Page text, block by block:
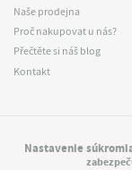
Naše prodejna
Proč nakupovat u nás?
Přečtěte si náš blog
Kontakt
Nastavenie